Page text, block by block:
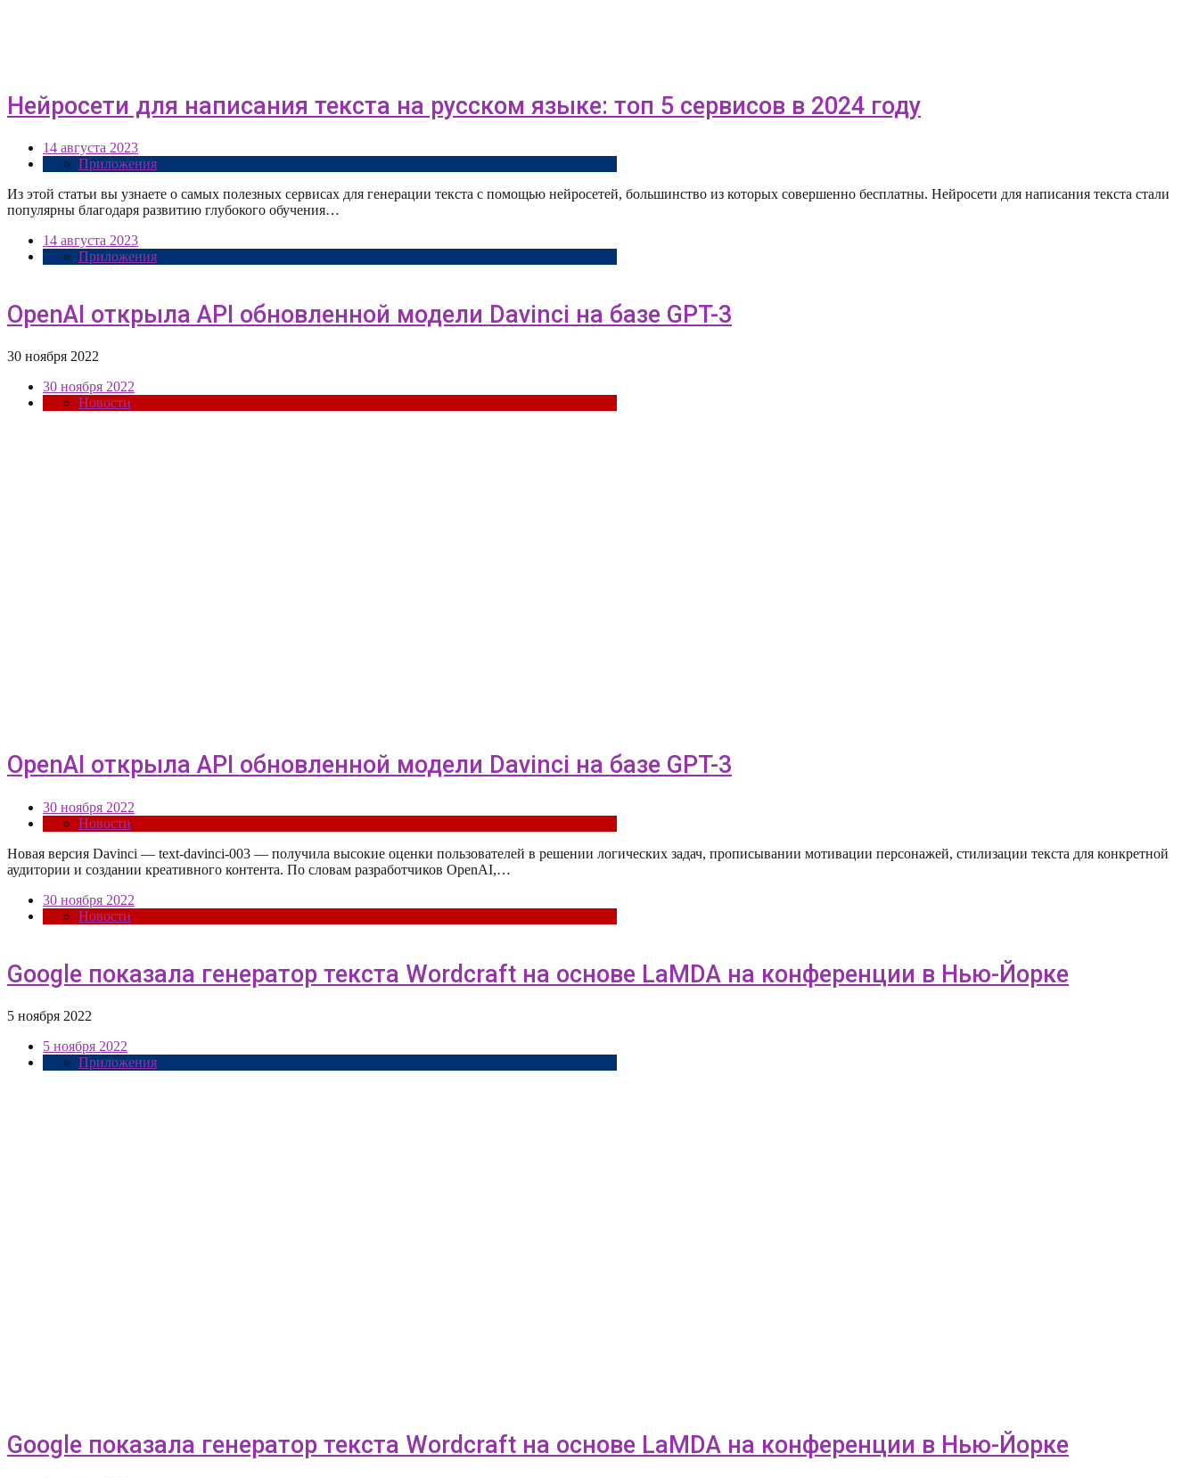
Нейросети для написания текста на русском языке: топ 5 сервисов в 2024 году
14 августа 2023
Приложения
Из этой статьи вы узнаете о самых полезных сервисах для генерации текста с помощью нейросетей, большинство из которых совершенно бесплатны. Нейросети для написания текста стали
популярны благодаря развитию глубокого обучения…
14 августа 2023
Приложения
OpenAI открыла API обновленной модели Davinci на базе GPT-3
30 ноября 2022
30 ноября 2022
Новости
OpenAI открыла API обновленной модели Davinci на базе GPT-3
30 ноября 2022
Новости
Новая версия Davinci — text-davinci-003 — получила высокие оценки пользователей в решении логических задач, прописывании мотивации персонажей, стилизации текста для конкретной
аудитории и создании креативного контента. По словам разработчиков OpenAI,…
30 ноября 2022
Новости
Google показала генератор текста Wordcraft на основе LaMDA на конференции в Нью-Йорке
5 ноября 2022
5 ноября 2022
Приложения
Google показала генератор текста Wordcraft на основе LaMDA на конференции в Нью-Йорке